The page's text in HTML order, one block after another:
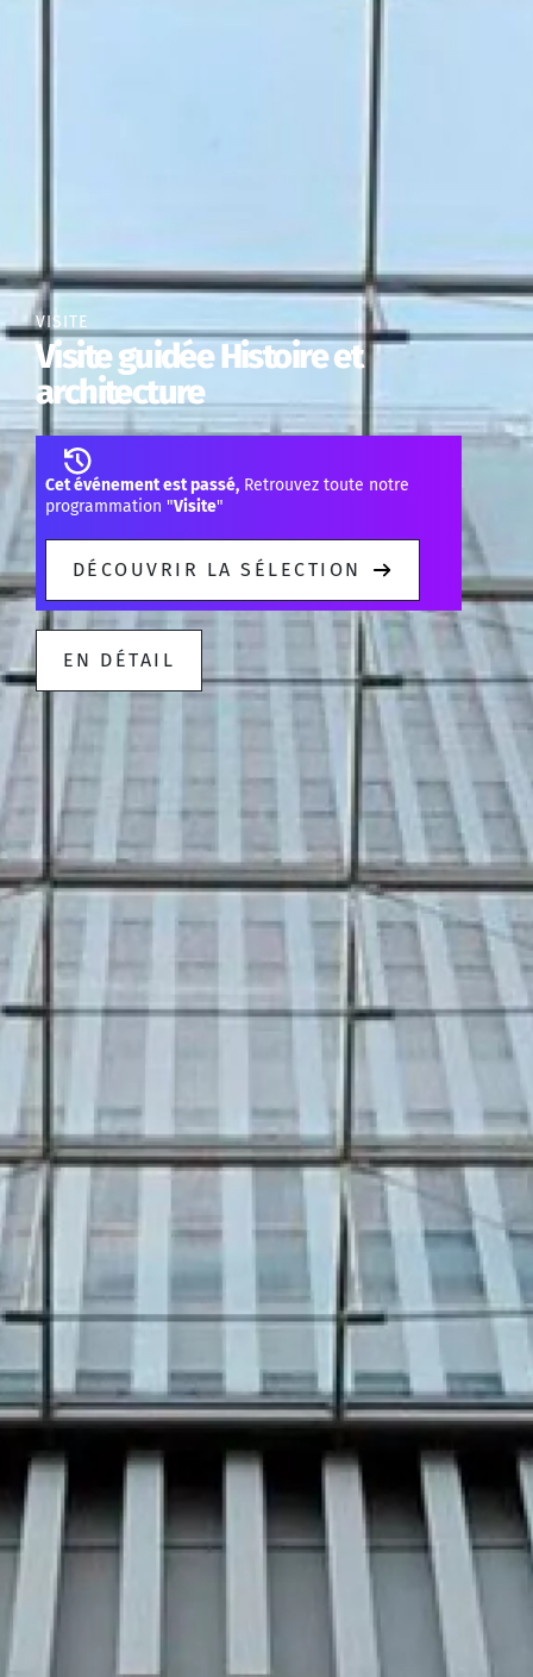
VISITE
Visite guidée Histoire et
architecture
Cet événement est passé, Retrouvez toute notre
programmation "Visite"
DÉCOUVRIR LA SÉLECTION
EN DÉTAIL